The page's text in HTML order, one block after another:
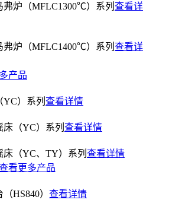
弗炉（MFLC1300℃）系列 查看详
弗炉（MFLC1400℃）系列 查看详
产品
YC）系列 查看详情
床（YC）系列 查看详情
床（YC、TY）系列 查看详情
看更多产品
HS840） 查看详情